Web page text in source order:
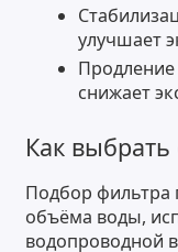
улучшает
снижает
Как
Подбор фильтра
объёма воды,
водопроводной